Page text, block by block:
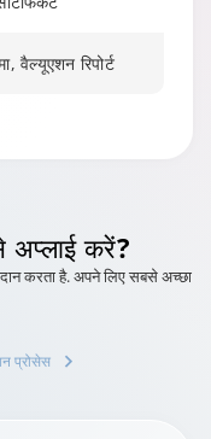
वैल्यूएशन रिपोर्ट
करें?
करता है. अपने लिए सबसे अच्छा
प्रोसेस